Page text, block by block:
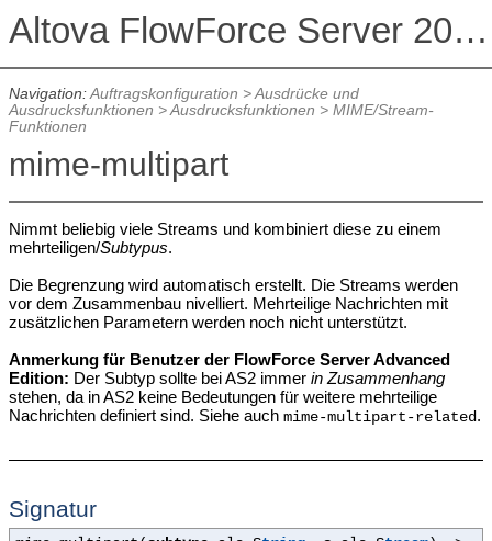
Altova FlowForce Server 2026 Advanced Edition
Navigation:Auftragskonfiguration >Ausdrücke und
Ausdrucksfunktionen >Ausdrucksfunktionen > MIME/Stream-
Funktionen
mime-multipart
Nimmt beliebig viele Streams und kombiniert diese zu einem
mehrteiligen/Subtypus.
Die Begrenzung wird automatisch erstellt. Die Streams werden
vor dem Zusammenbau nivelliert. Mehrteilige Nachrichten mit
zusätzlichen Parametern werden noch nicht unterstützt.
Anmerkung für Benutzer der FlowForce Server Advanced
Edition: Der Subtyp sollte bei AS2 immer in Zusammenhang
stehen, da in AS2 keine Bedeutungen für weitere mehrteilige
Nachrichten definiert sind. Siehe auch mime-multipart-related.
Signatur